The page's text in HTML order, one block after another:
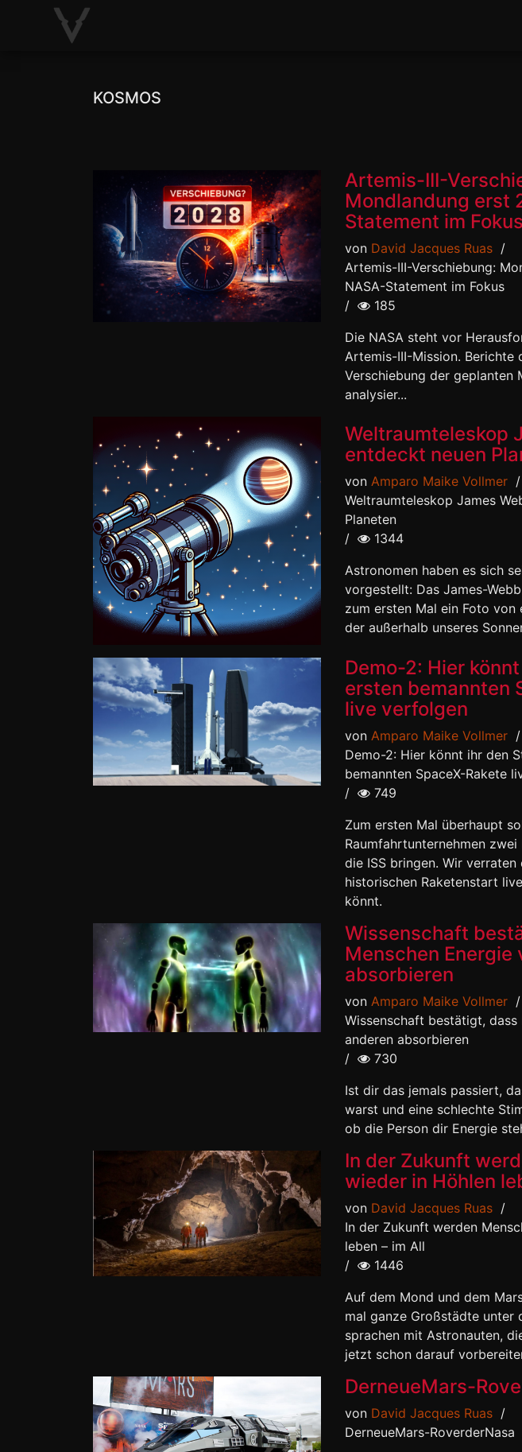
KOSMOS
Artemis-III-
Mondlandung erst
Statement im Fokus
von David Jacques Ruas /
Artemis-III-Verschiebung:
NASA-Statement im Fokus
/
185
Die NASA steht vor
Artemis-III-Mission. Berichte
Verschiebung der geplanten
analysier...
Weltraumteleskop
entdeckt neuen
von Amparo Maike Vollmer /
Weltraumteleskop James
Planeten
/
1344
Astronomen haben es sich
vorgestellt: Das James-
zum ersten Mal ein Foto von
der außerhalb unseres
Demo-2: Hier
ersten bemannten
live verfolgen
von Amparo Maike Vollmer /
Demo-2: Hier könnt ihr den
bemannten SpaceX-Rakete
/
749
Zum ersten Mal überhaupt
Raumfahrtunternehmen
die ISS bringen. Wir verraten
historischen Raketenstart
könnt.
Wissenschaft
Menschen Energie
absorbieren
von Amparo Maike Vollmer /
Wissenschaft bestätigt, dass
anderen absorbieren
/
730
Ist dir das jemals passiert,
warst und eine schlechte
ob die Person dir Energie
In der Zukunft
wieder in Höhlen
von David Jacques Ruas /
In der Zukunft werden
leben – im All
/
1446
Auf dem Mond und dem
mal ganze Großstädte unter
sprachen mit Astronauten,
jetzt schon darauf
DerneueMars-
von David Jacques Ruas /
DerneueMars-RoverderNasa